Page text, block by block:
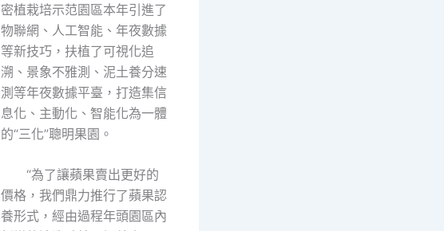
密植栽培示范園區本年引進了
物聯網、人工智能、年夜數據
等新技巧，扶植了可視化追
溯、景象不雅測、泥土養分速
測等年夜數據平臺，打造集信
息化、主動化、智能化為一體
的“三化”聰明果園。
“為了讓蘋果賣出更好的
價格，我們鼎力推行了蘋果認
養形式，經由過程年頭園區內